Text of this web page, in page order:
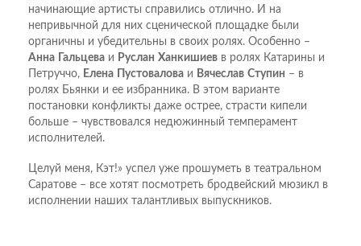
начинающие артисты справились отлично. И на
непривычной для них сценической площадке были
органичны и убедительны в своих ролях. Особенно –
Анна Гальцева и Руслан Ханкишиев в ролях Катарины и
Петруччо, Елена Пустовалова и Вячеслав Ступин – в
ролях Бьянки и ее избранника. В этом варианте
постановки конфликты даже острее, страсти кипели
больше – чувствовался недюжинный темперамент
исполнителей.
Целуй меня, Кэт!» успел уже прошуметь в театральном
Саратове – все хотят посмотреть бродвейский мюзикл в
исполнении наших талантливых выпускников.